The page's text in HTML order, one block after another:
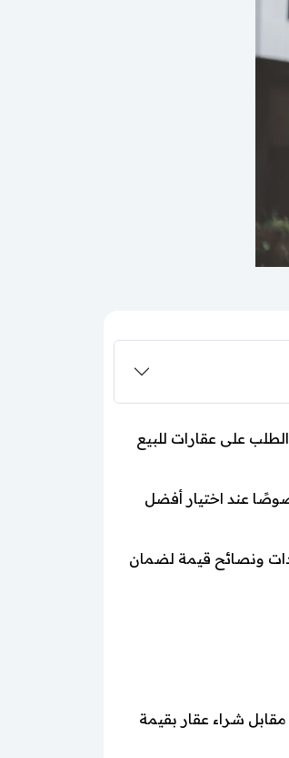
على عقارات للبيع
عند اختيار أفضل
ونصائح قيمة لضمان
مقابل شراء عقار بقيمة